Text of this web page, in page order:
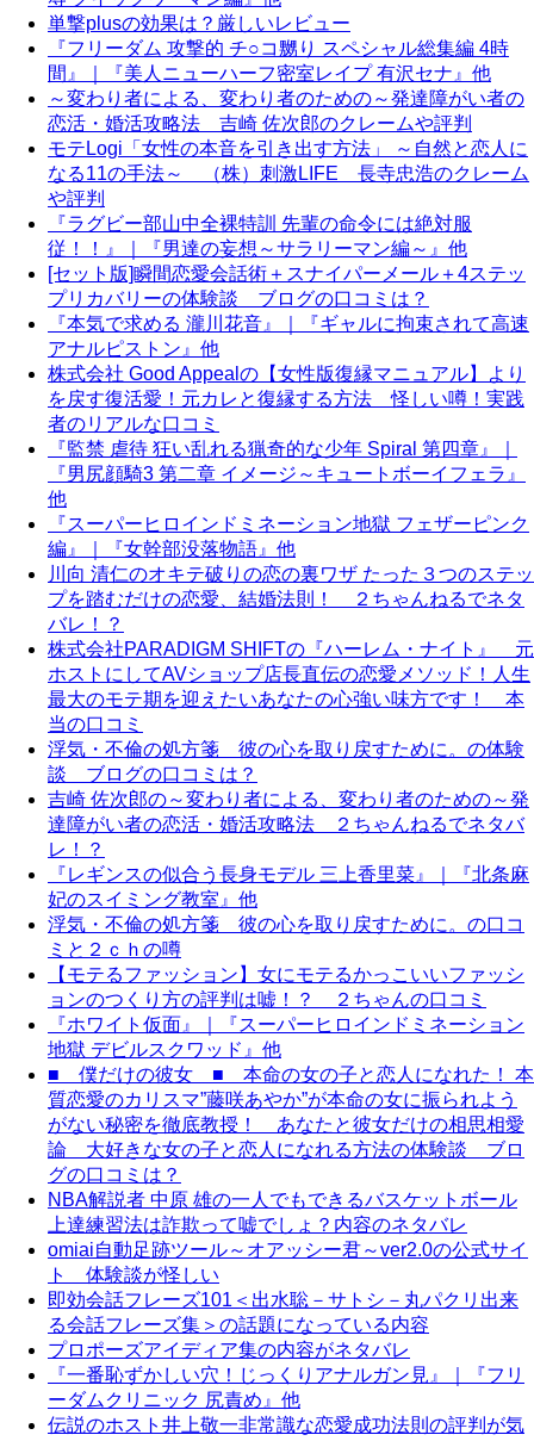
単撃plusの効果は？厳しいレビュー
『フリーダム 攻撃的 チ○コ嬲り スペシャル総集編 4時
間』｜『美人ニューハーフ密室レイプ 有沢セナ』他
～変わり者による、変わり者のための～発達障がい者の
恋活・婚活攻略法 吉崎 佐次郎のクレームや評判
モテLogi「女性の本音を引き出す方法」 ～自然と恋人に
なる11の手法～ （株）刺激LIFE 長寺忠浩のクレーム
や評判
『ラグビー部山中全裸特訓 先輩の命令には絶対服
従！！』｜『男達の妄想～サラリーマン編～』他
[セット版]瞬間恋愛会話術＋スナイパーメール＋4ステッ
プリカバリーの体験談 ブログの口コミは？
『本気で求める 瀧川花音』｜『ギャルに拘束されて高速
アナルピストン』他
株式会社 Good Appealの【女性版復縁マニュアル】より
を戻す復活愛！元カレと復縁する方法 怪しい噂！実践
者のリアルな口コミ
『監禁 虐待 狂い乱れる猟奇的な少年 Spiral 第四章』｜
『男尻顔騎3 第二章 イメージ～キュートボーイフェラ』
他
『スーパーヒロインドミネーション地獄 フェザーピンク
編』｜『女幹部没落物語』他
川向 清仁のオキテ破りの恋の裏ワザ たった３つのステッ
プを踏むだけの恋愛、結婚法則！ ２ちゃんねるでネタ
バレ！？
株式会社PARADIGM SHIFTの『ハーレム・ナイト』 元
ホストにしてAVショップ店長直伝の恋愛メソッド！人生
最大のモテ期を迎えたいあなたの心強い味方です！ 本
当の口コミ
浮気・不倫の処方箋 彼の心を取り戻すために。の体験
談 ブログの口コミは？
吉崎 佐次郎の～変わり者による、変わり者のための～発
達障がい者の恋活・婚活攻略法 ２ちゃんねるでネタバ
レ！？
『レギンスの似合う長身モデル 三上香里菜』｜『北条麻
妃のスイミング教室』他
浮気・不倫の処方箋 彼の心を取り戻すために。の口コ
ミと２ｃｈの噂
【モテるファッション】女にモテるかっこいいファッシ
ョンのつくり方の評判は嘘！？ ２ちゃんの口コミ
『ホワイト仮面』｜『スーパーヒロインドミネーション
地獄 デビルスクワッド』他
■ 僕だけの彼女 ■ 本命の女の子と恋人になれた！ 本
質恋愛のカリスマ”藤咲あやか”が本命の女に振られよう
がない秘密を徹底教授！ あなたと彼女だけの相思相愛
論 大好きな女の子と恋人になれる方法の体験談 ブロ
グの口コミは？
NBA解説者 中原 雄の一人でもできるバスケットボール
上達練習法は詐欺って嘘でしょ？内容のネタバレ
omiai自動足跡ツール～オアッシー君～ver2.0の公式サイ
ト 体験談が怪しい
即効会話フレーズ101＜出水聡－サトシ－丸パクリ出来
る会話フレーズ集＞の話題になっている内容
プロポーズアイディア集の内容がネタバレ
『一番恥ずかしい穴！じっくりアナルガン見』｜『フリ
ーダムクリニック 尻責め』他
伝説のホスト井上敬一非常識な恋愛成功法則の評判が気